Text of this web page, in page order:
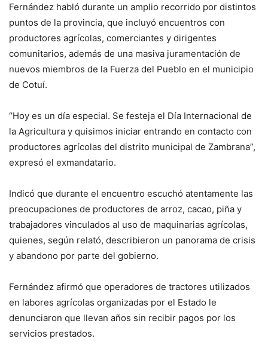
Fernández habló durante un amplio recorrido por distintos
puntos de la provincia, que incluyó encuentros con
productores agrícolas, comerciantes y dirigentes
comunitarios, además de una masiva juramentación de
nuevos miembros de la Fuerza del Pueblo en el municipio
de Cotuí.
“Hoy es un día especial. Se festeja el Día Internacional de
la Agricultura y quisimos iniciar entrando en contacto con
productores agrícolas del distrito municipal de Zambrana”,
expresó el exmandatario.
Indicó que durante el encuentro escuchó atentamente las
preocupaciones de productores de arroz, cacao, piña y
trabajadores vinculados al uso de maquinarias agrícolas,
quienes, según relató, describieron un panorama de crisis
y abandono por parte del gobierno.
Fernández afirmó que operadores de tractores utilizados
en labores agrícolas organizadas por el Estado le
denunciaron que llevan años sin recibir pagos por los
servicios prestados.